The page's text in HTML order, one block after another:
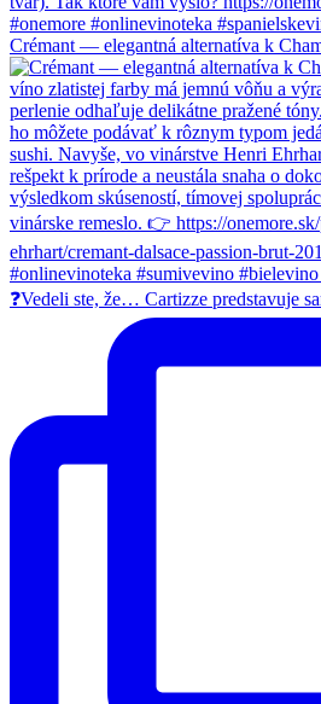
Crémant — elegantná alternatíva k
❓Vedeli ste, že… Cartizze predstavuje